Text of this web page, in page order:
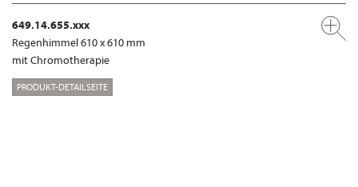
649.14.655.xxx
Regenhimmel 610 x 610 mm
mit Chromotherapie
PRODUKT-DETAILSEITE